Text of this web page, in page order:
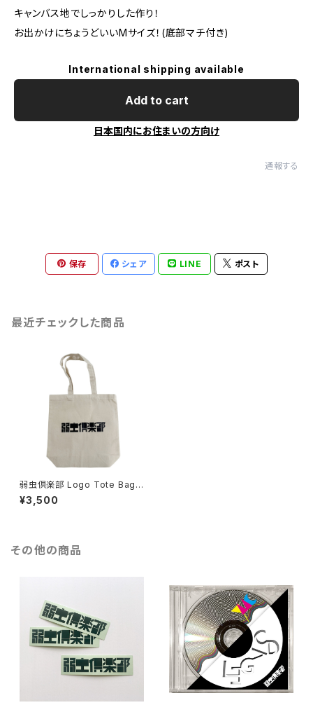
キャンバス地でしっかりした作り！
お出かけにちょうどいいMサイズ！(底部マチ付き)
International shipping available
Add to cart
日本国内にお住まいの方向け
通報する
保存 シェア LINE ポスト
最近チェックした商品
弱虫倶楽部 Logo Tote Bag
(M)
¥3,500
その他の商品